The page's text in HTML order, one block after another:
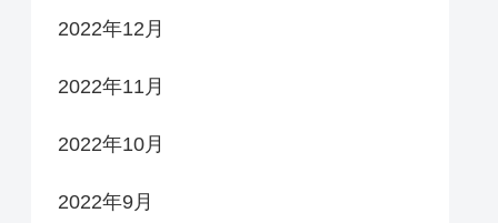
2022年12月
2022年11月
2022年10月
2022年9月